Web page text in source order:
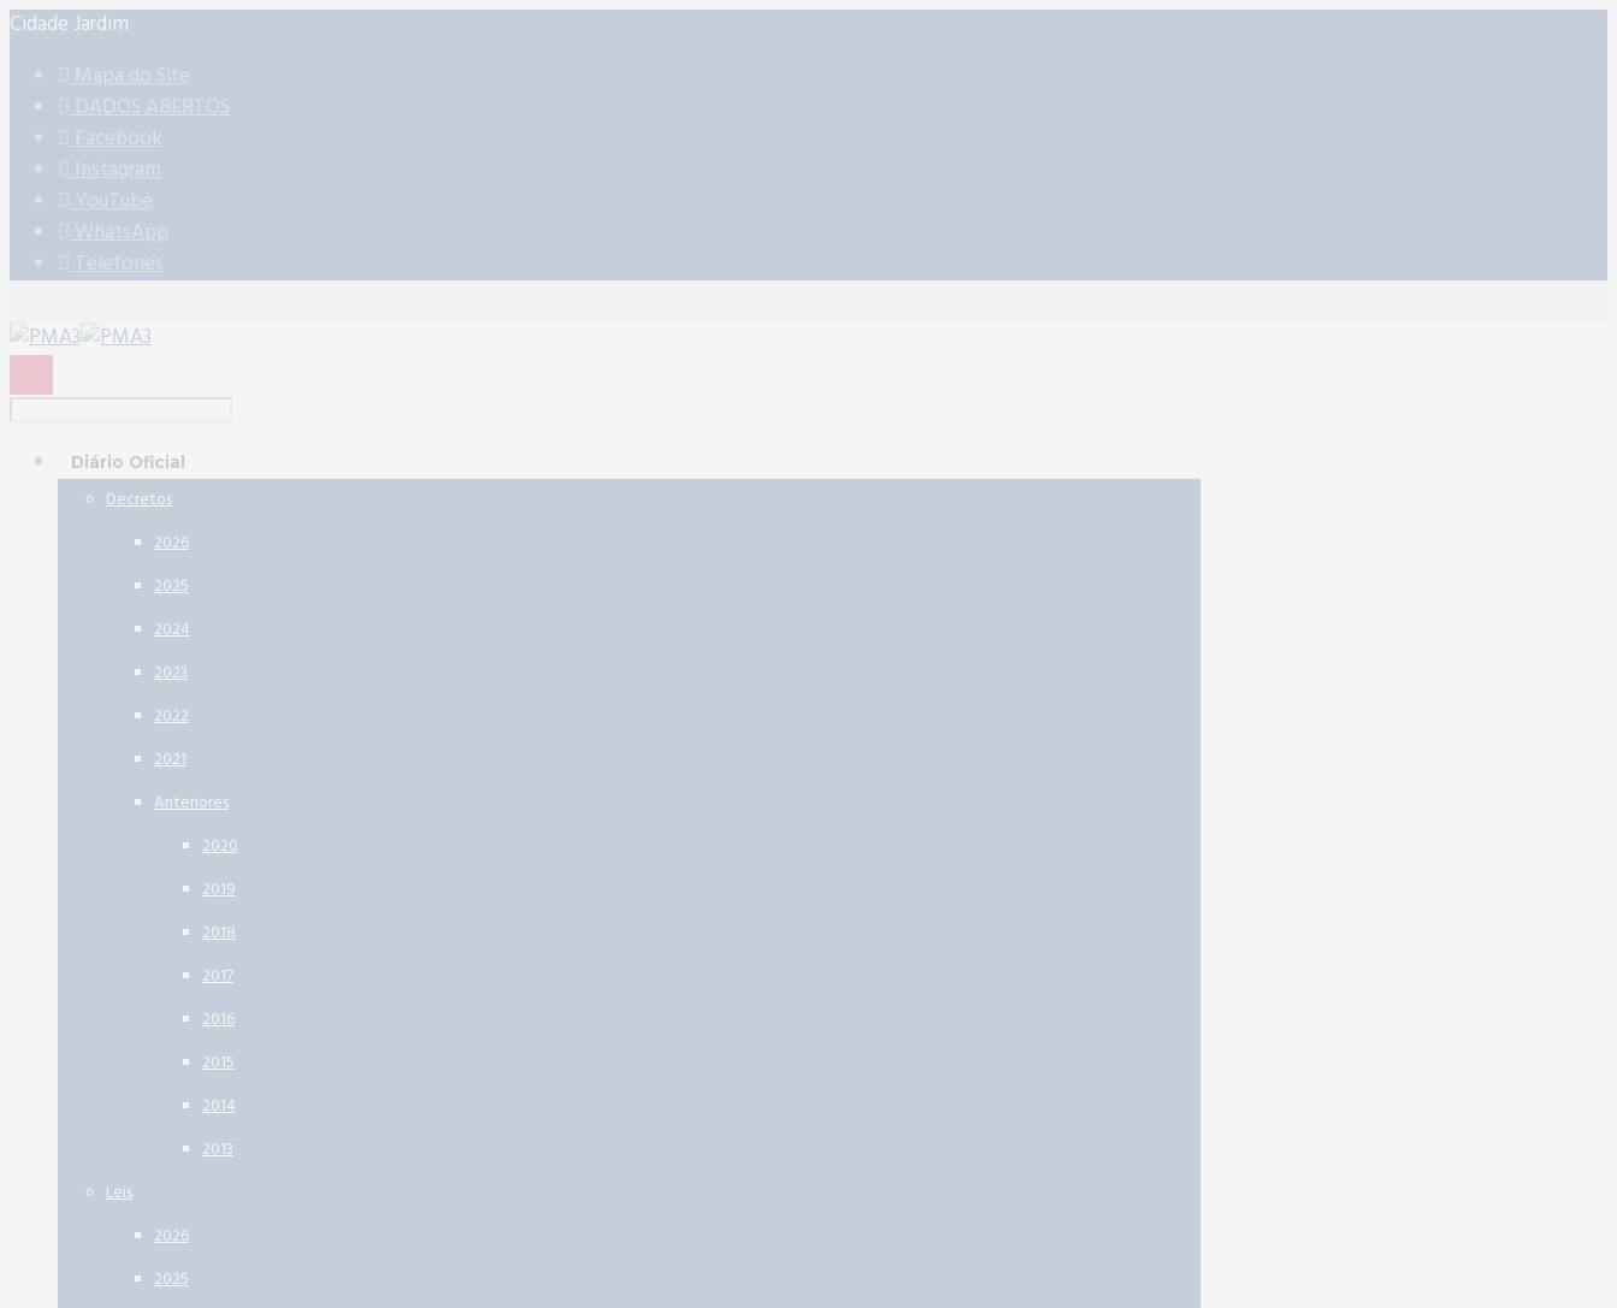
Cidade Jardim
Mapa do Site
DADOS ABERTOS
Facebook
Instagram
YouTube
WhatsApp
Telefones
Diário Oficial
Decretos
2026
2025
2024
2023
2022
2021
Anteriores
2020
2019
2018
2017
2016
2015
2014
2013
Leis
2026
2025